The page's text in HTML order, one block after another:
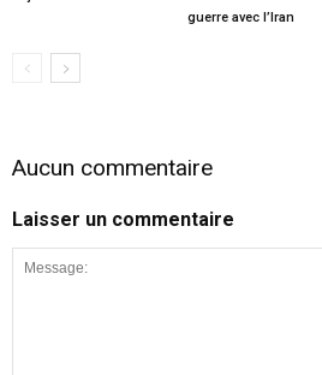
guerre avec l’Iran
Aucun commentaire
Laisser un commentaire